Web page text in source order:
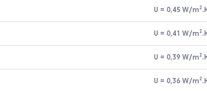
U = 0,45 W/m2
U = 0,41 W/m2
U = 0,39 W/m2
U = 0,36 W/m2